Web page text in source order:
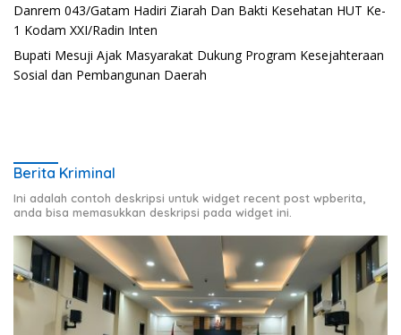
Danrem 043/Gatam Hadiri Ziarah Dan Bakti Kesehatan HUT Ke-
1 Kodam XXI/Radin Inten
Bupati Mesuji Ajak Masyarakat Dukung Program Kesejahteraan
Sosial dan Pembangunan Daerah
Berita Kriminal
Ini adalah contoh deskripsi untuk widget recent post wpberita,
anda bisa memasukkan deskripsi pada widget ini.